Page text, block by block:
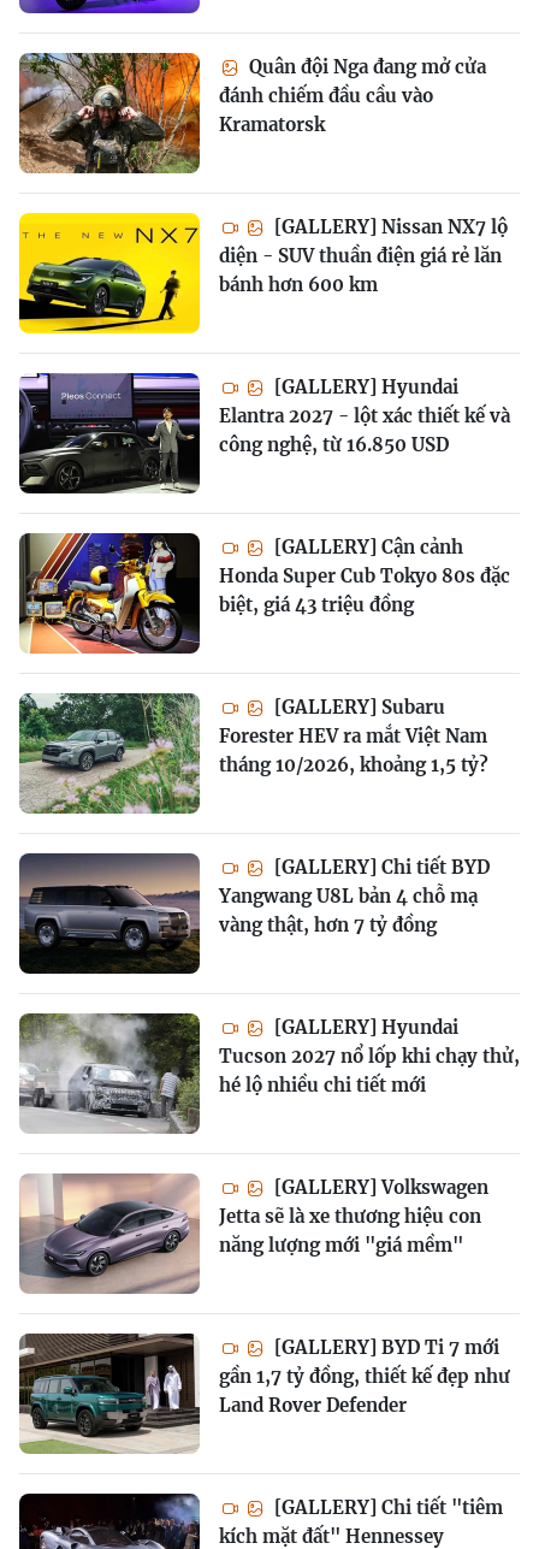
Quân đội Nga đang mở cửa
đánh chiếm đầu cầu vào
Kramatorsk
[GALLERY] Nissan NX7 lộ
diện - SUV thuần điện giá rẻ lăn
bánh hơn 600 km
[GALLERY] Hyundai
Elantra 2027 - lột xác thiết kế và
công nghệ, từ 16.850 USD
[GALLERY] Cận cảnh
Honda Super Cub Tokyo 80s đặc
biệt, giá 43 triệu đồng
[GALLERY] Subaru
Forester HEV ra mắt Việt Nam
tháng 10/2026, khoảng 1,5 tỷ?
[GALLERY] Chi tiết BYD
Yangwang U8L bản 4 chỗ mạ
vàng thật, hơn 7 tỷ đồng
[GALLERY] Hyundai
Tucson 2027 nổ lốp khi chạy thử,
hé lộ nhiều chi tiết mới
[GALLERY] Volkswagen
Jetta sẽ là xe thương hiệu con
năng lượng mới "giá mềm"
[GALLERY] BYD Ti 7 mới
gần 1,7 tỷ đồng, thiết kế đẹp như
Land Rover Defender
[GALLERY] Chi tiết "tiêm
kích mặt đất" Hennessey